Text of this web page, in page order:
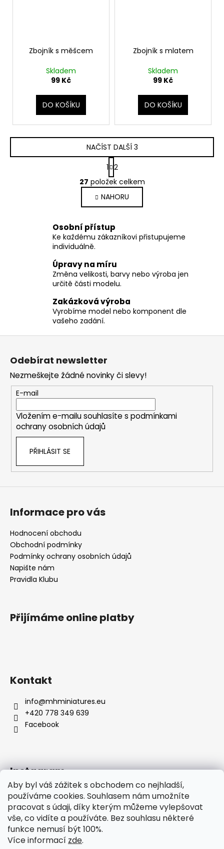
Aby byl váš zážitek s obchodem co nejhladší,
používáme cookies. Souhlasem nám umožníte
pracovat s údaji, díky kterým můžeme vylepšovat
vše, co vidíte a používáte. Bez souhlasu některé
funkce nemusí být 100%.
Více informací zde.
Zbojník s měšcem
Skladem
99 Kč
DO KOŠÍKU
Zbojník s mlatem
Skladem
99 Kč
DO KOŠÍKU
O
v
l
á
a
c
p
r
v
k
y
ý
u
NAČÍST DALŠÍ 3
S
t
r
á
n
k
v
á
1 2
27 položek celkem
NAHORU
Osobní přístup
Ke každému zákazníkovi přistupujeme
individuálně.
Úpravy na míru
Změna velikosti, barvy nebo výroba jen
určitě části modelu.
Zakázková výroba
Vyrobíme model nebo komponent dle
vašeho zadání.
Odebírat newsletter
Nezmeškejte žádné novinky či slevy!
E-mail
Vložením e-mailu souhlasíte s podmínkami
ochrany osobních údajů
PŘIHLÁSIT SE
Informace pro vás
Hodnocení obchodu
Obchodní podmínky
Podmínky ochrany osobních údajů
Napište nám
Pravidla Klubu
Přijímáme online platby
Kontakt
info@mhminiatures.eu
+420 778 349 639
Facebook
Instagram
Komunita O Nás Klubovna Soutěže
Hodnocení zákazníků